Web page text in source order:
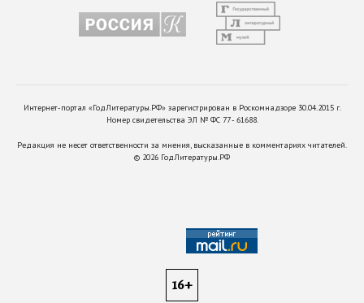
Интернет-портал «ГодЛитературы.РФ» зарегистрирован в Роскомнадзоре 30.04.2015 г.
Номер свидетельства ЭЛ № ФС 77 - 61688.
Редакция не несет ответственности за мнения, высказанные в комментариях читателей.
© 2026 ГодЛитературы.РФ
16+